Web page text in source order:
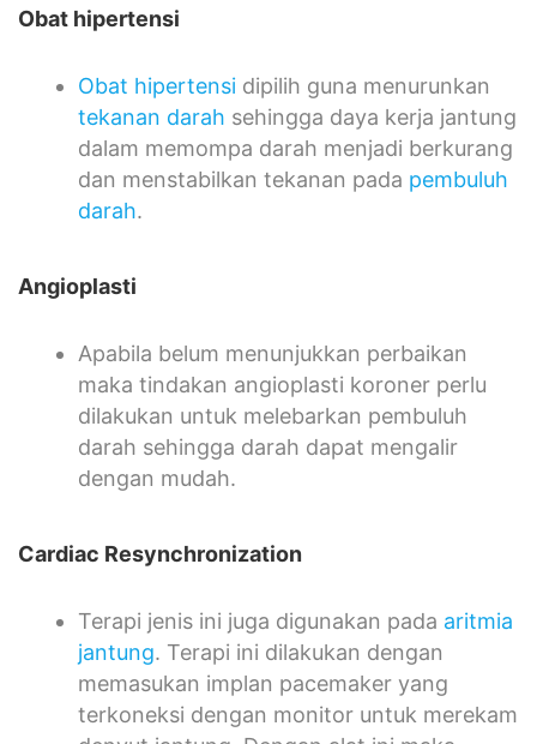
Obat hipertensi
Obat hipertensi dipilih guna menurunkan
tekanan darah sehingga daya kerja jantung
dalam memompa darah menjadi berkurang
dan menstabilkan tekanan pada pembuluh
darah.
Angioplasti
Apabila belum menunjukkan perbaikan
maka tindakan angioplasti koroner perlu
dilakukan untuk melebarkan pembuluh
darah sehingga darah dapat mengalir
dengan mudah.
Cardiac Resynchronization
Terapi jenis ini juga digunakan pada aritmia
jantung. Terapi ini dilakukan dengan
memasukan implan pacemaker yang
terkoneksi dengan monitor untuk merekam